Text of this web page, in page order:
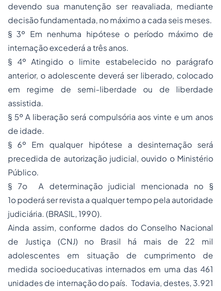
devendo sua manutenção ser reavaliada, mediante
decisão fundamentada, no máximo a cada seis meses.
§ 3º Em nenhuma hipótese o período máximo de
internação excederá a três anos.
§ 4º Atingido o limite estabelecido no parágrafo
anterior, o adolescente deverá ser liberado, colocado
em regime de semi-liberdade ou de liberdade
assistida.
§ 5º A liberação será compulsória aos vinte e um anos
de idade.
§ 6º Em qualquer hipótese a desinternação será
precedida de autorização judicial, ouvido o Ministério
Público.
§ 7o A determinação judicial mencionada no §
1o poderá ser revista a qualquer tempo pela autoridade
judiciária. (BRASIL, 1990).
Ainda assim, conforme dados do Conselho Nacional
de Justiça (CNJ) no Brasil há mais de 22 mil
adolescentes em situação de cumprimento de
medida socioeducativas internados em uma das 461
unidades de internação do país. Todavia, destes, 3.921